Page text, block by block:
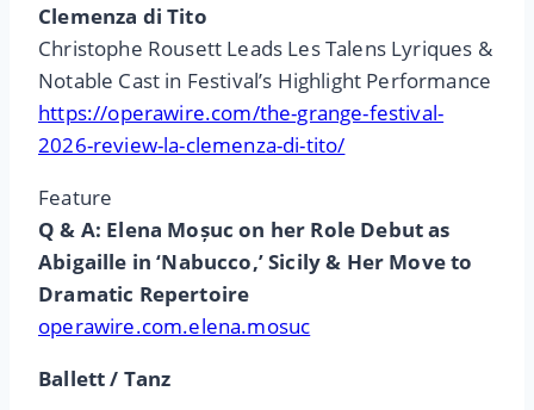
Clemenza di Tito
Christophe Rousett Leads Les Talens Lyriques &
Notable Cast in Festival’s Highlight Performance
https://operawire.com/the-grange-festival-
2026-review-la-clemenza-di-tito/
Feature
Q & A: Elena Moșuc on her Role Debut as
Abigaille in ‘Nabucco,’ Sicily & Her Move to
Dramatic Repertoire
operawire.com.elena.mosuc
Ballett / Tanz